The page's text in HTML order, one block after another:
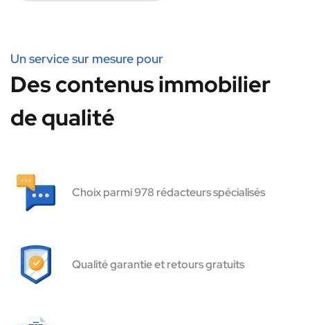
Un service sur mesure pour
Des contenus immobilier
de qualité
Choix parmi 978 rédacteurs spécialisés
Qualité garantie et retours gratuits